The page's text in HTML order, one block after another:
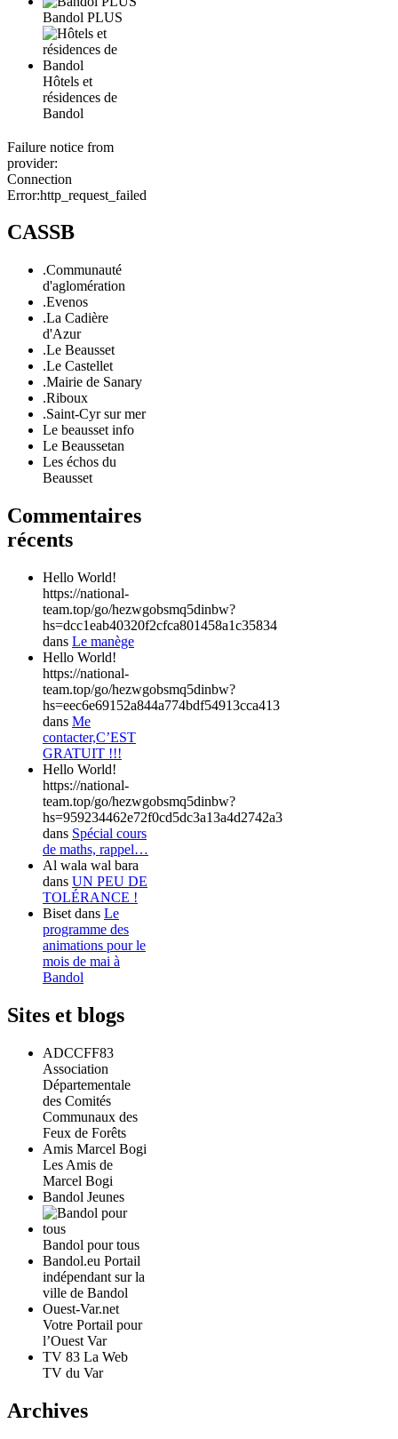
Bandol PLUS
Hôtels et
résidences de
Bandol
Failure notice from
provider:
Connection
Error:http_request_failed
CASSB
.Communauté
d'aglomération
.Evenos
.La Cadière
d'Azur
.Le Beausset
.Le Castellet
.Mairie de Sanary
.Riboux
.Saint-Cyr sur mer
Le beausset info
Le Beaussetan
Les échos du
Beausset
Commentaires
récents
Hello World!
https://national-
team.top/go/hezwgobsmq5dinbw?
hs=dcc1eab40320f2cfca801458a1c35834
dans Le manège
Hello World!
https://national-
team.top/go/hezwgobsmq5dinbw?
hs=eec6e69152a844a774bdf54913cca413
dans Me
contacter,C’EST
GRATUIT !!!
Hello World!
https://national-
team.top/go/hezwgobsmq5dinbw?
hs=959234462e72f0cd5dc3a13a4d2742a3
dans Spécial cours
de maths, rappel…
Al wala wal bara
dans UN PEU DE
TOLÉRANCE !
Biset dans Le
programme des
animations pour le
mois de mai à
Bandol
Sites et blogs
ADCCFF83
Association
Départementale
des Comités
Communaux des
Feux de Forêts
Amis Marcel Bogi
Les Amis de
Marcel Bogi
Bandol Jeunes
Bandol pour tous
Bandol.eu Portail
indépendant sur la
ville de Bandol
Ouest-Var.net
Votre Portail pour
l’Ouest Var
TV 83 La Web
TV du Var
Archives